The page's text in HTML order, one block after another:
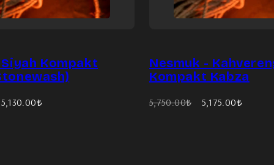
Kompakt
İndirimli
5,130.00₺
Nesmuk -
Kompakt Kabza
Eski
5,750.00₺
İndirimli
5,175.00₺